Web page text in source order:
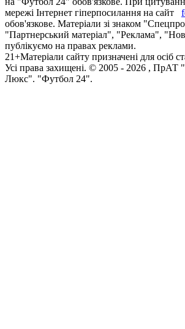
мережі Інтернет гіперпосилання на сайт
обов'язкове. Матеріали зі знаком
"Партнерський матеріал", "Реклама",
публікуємо на правах реклами.
21+Матеріали сайту призначені для осіб
Усi права захищенi. © 2005 - 2026 , ПрАТ
Люкс". "Футбол 24".